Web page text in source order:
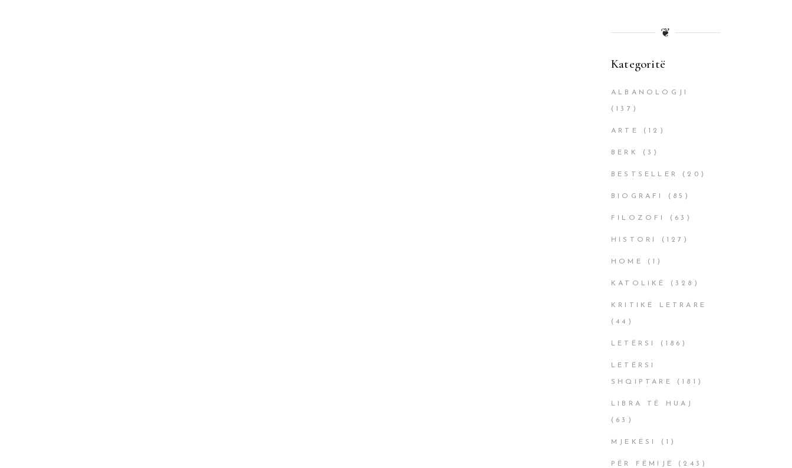
❦
Kategoritë
ALBANOLOGJI
(137)
ARTE (12)
BERK (3)
BESTSELLER (20)
BIOGRAFI (85)
FILOZOFI (63)
HISTORI (127)
HOME (1)
KATOLIKË (328)
KRITIKË LETRARE
(44)
LETËRSI (186)
LETËRSI
SHQIPTARE (181)
LIBRA TË HUAJ
(63)
MJEKËSI (1)
PËR FËMIJË (243)